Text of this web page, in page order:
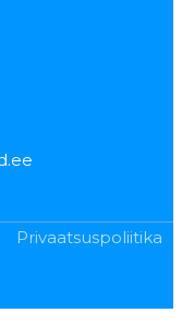
Privaatsuspoliitika